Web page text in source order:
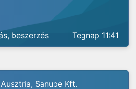
beszerzés Tegnap 11:41
Ausztria, Sanube Kft.